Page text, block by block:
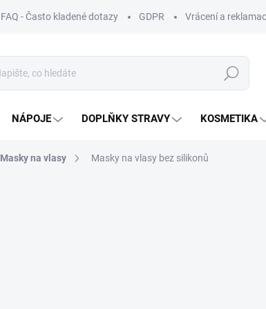
FAQ - Často kladené dotazy GDPR Vrácení a
Hledat
NÁPOJE DOPLŇKY STRAVY KOSMETIKA
Masky na vlasy Masky na vlasy bez silikonů